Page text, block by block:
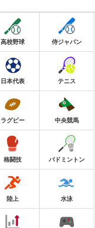
高校野球 侍ジャパン
日本代表 テニス
ラグビー 中央競馬
格闘技 バドミントン
陸上 水泳